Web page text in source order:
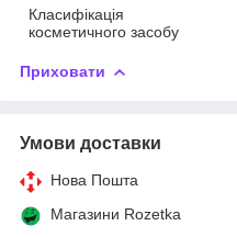
Класифікація
косметичного засобу
Приховати
Умови доставки
Нова Пошта
Магазини Rozetka